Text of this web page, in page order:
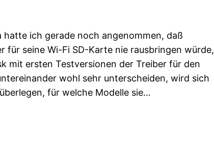
hatte ich gerade noch angenommen, daß
für seine Wi-Fi SD-Karte nie rausbringen würde,
mit ersten Testversionen der Treiber für den
wohl sehr unterscheiden, wird sich
für welche Modelle sie…